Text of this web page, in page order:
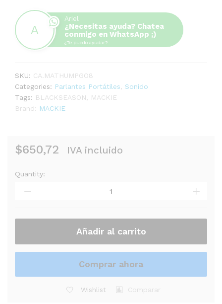
Ariel
¿Necesitas ayuda? Chatea
conmigo en WhatsApp ;)
¿Te puedo ayudar?
SKU: CA.MATHUMPGO8
Categories: Parlantes Portátiles
Sonido
Tags: BLACKSEASON
MACKIE
Brand: MACKIE
$650,72 IVA incluido
CAJA
8"
Quantity:
Añadir al carrito
Comprar ahora
Wishlist Comparar